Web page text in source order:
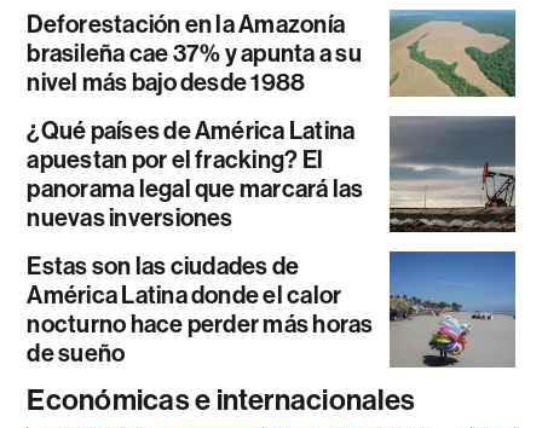
Deforestación en la Amazonía
brasileña cae 37% y apunta a su
nivel más bajo desde 1988
¿Qué países de América Latina
apuestan por el fracking? El
panorama legal que marcará las
nuevas inversiones
Estas son las ciudades de
América Latina donde el calor
nocturno hace perder más horas
de sueño
Económicas e internacionales